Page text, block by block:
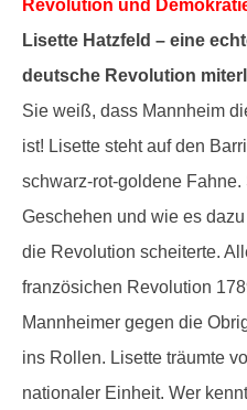
Revolution und
Lisette Hatzfeld – eine
deutsche Revolution
Sie weiß, dass Mannheim
ist! Lisette steht auf den
schwarz-rot-goldene
Geschehen und wie es
die Revolution scheiterte.
französichen Revolution
Mannheimer gegen die
ins Rollen. Lisette träumte
nationaler Einheit. Wer